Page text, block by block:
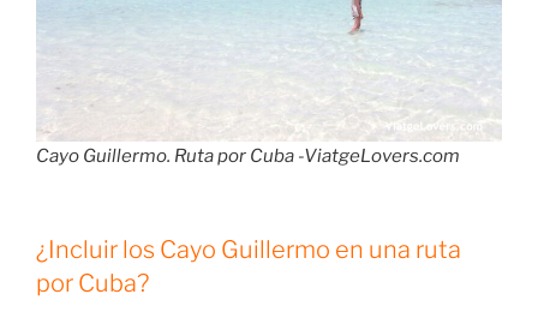
Cayo Guillermo. Ruta por Cuba -ViatgeLovers.com
¿Incluir los Cayo Guillermo en una ruta
por Cuba?